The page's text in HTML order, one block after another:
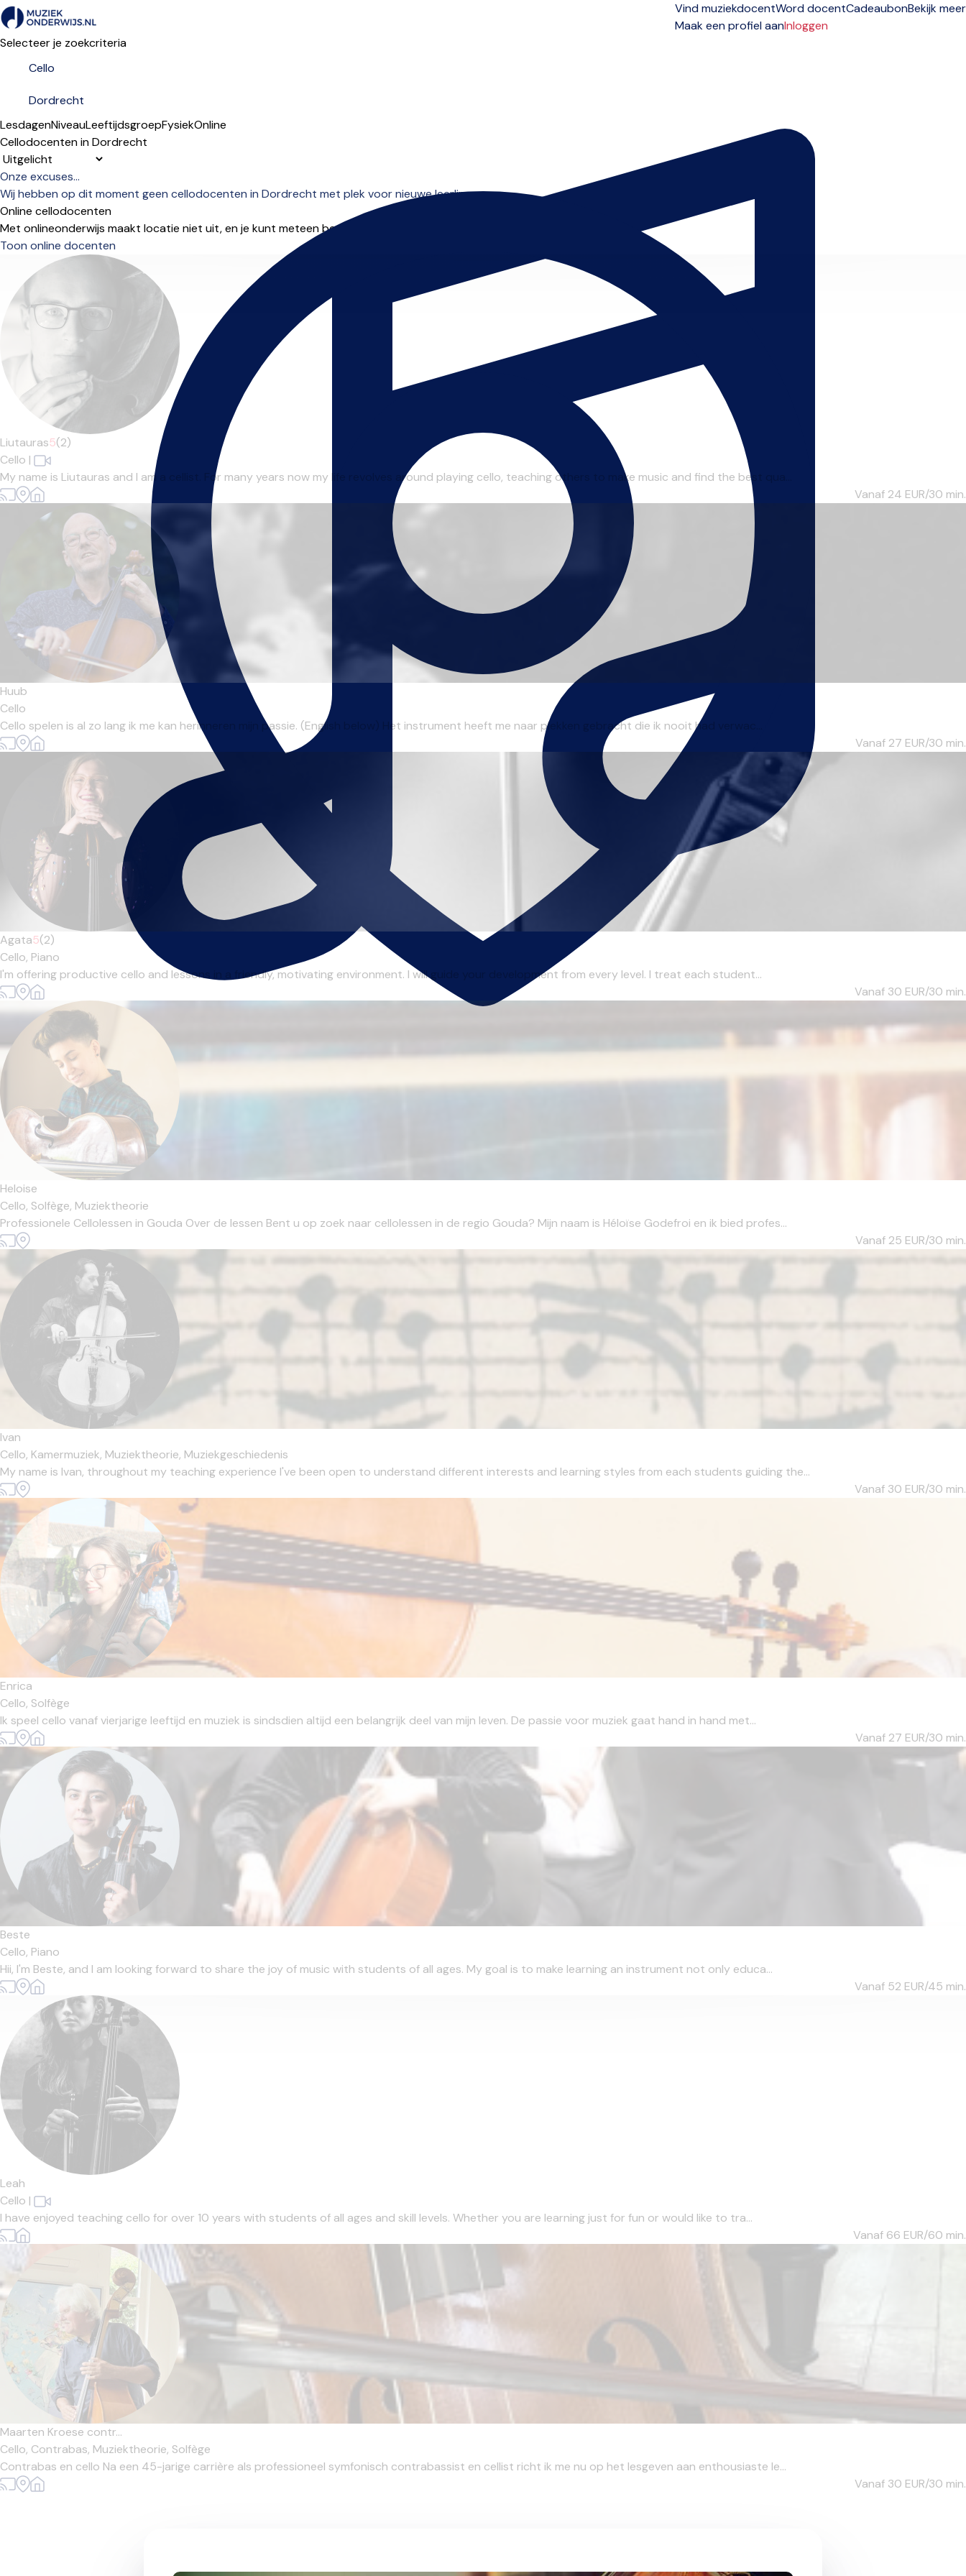
Vind muziekdocentWord docentCadeaubonBekijk meer
Maak een profiel aanInloggen
Selecteer je zoekcriteria
LesdagenNiveauLeeftijdsgroepFysiekOnline
Cellodocenten in Dordrecht
Sorteervolgorde
Onze excuses...
Wij hebben op dit moment geen cellodocenten in Dordrecht met plek voor nieuwe leerlingen.
Online cellodocenten
Met onlineonderwijs maakt locatie niet uit, en je kunt meteen beginnen.
Toon online docenten
Liutauras5(2)
Cello |
My name is Liutauras and I am a cellist. For many years now my life revolves around playing cello, teaching others to make music and find the best qua...
Vanaf 24 EUR/30 min.
Huub
Cello
Cello spelen is al zo lang ik me kan herinneren mijn passie. (English below) Het instrument heeft me naar plekken gebracht die ik nooit had verwac...
Vanaf 27 EUR/30 min.
Agata5(2)
Cello, Piano
I'm offering productive cello and lessons in a friendly, motivating environment. I will guide your development from every level. I treat each student...
Vanaf 30 EUR/30 min.
Heloise
Cello, Solfège, Muziektheorie
Professionele Cellolessen in Gouda Over de lessen Bent u op zoek naar cellolessen in de regio Gouda? Mijn naam is Héloïse Godefroi en ik bied profes...
Vanaf 25 EUR/30 min.
Ivan
Cello, Kamermuziek, Muziektheorie, Muziekgeschiedenis
My name is Ivan, throughout my teaching experience I've been open to understand different interests and learning styles from each students guiding the...
Vanaf 30 EUR/30 min.
Enrica
Cello, Solfège
Ik speel cello vanaf vierjarige leeftijd en muziek is sindsdien altijd een belangrijk deel van mijn leven. De passie voor muziek gaat hand in hand met...
Vanaf 27 EUR/30 min.
Beste
Cello, Piano
Hii, I'm Beste, and I am looking forward to share the joy of music with students of all ages. My goal is to make learning an instrument not only educa...
Vanaf 52 EUR/45 min.
Leah
Cello |
I have enjoyed teaching cello for over 10 years with students of all ages and skill levels. Whether you are learning just for fun or would like to tra...
Vanaf 66 EUR/60 min.
Maarten Kroese contr...
Cello, Contrabas, Muziektheorie, Solfège
Contrabas en cello Na een 45-jarige carrière als professioneel symfonisch contrabassist en cellist richt ik me nu op het lesgeven aan enthousiaste le...
Vanaf 30 EUR/30 min.